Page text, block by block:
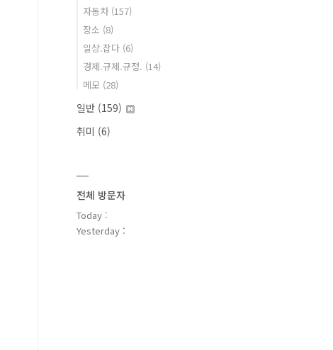
자동차 (157)
장소 (8)
일상.잡다 (6)
경제.규제.규정. (14)
메모 (28)
일반 (159)
취미 (6)
전체 방문자
Today :
Yesterday :